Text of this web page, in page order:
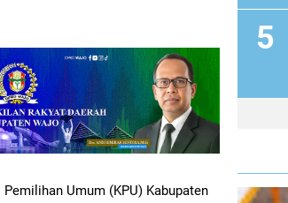
Umum (KPU) Kabupaten